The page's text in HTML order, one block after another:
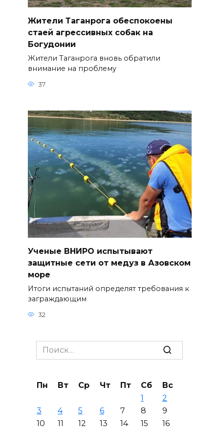
Жители Таганрога обеспокоены
стаей агрессивных собак на
Богудонии
Жители Таганрога вновь обратили
внимание на проблему
37
Ученые ВНИРО испытывают
защитные сети от медуз в Азовском
море
Итоги испытаний определят требования к
заграждающим
32
Search
for:
Пн Вт Ср Чт Пт Сб
Вс
1
2
3
4 5 6 7 8
9
10
11 12 13 14 15
16